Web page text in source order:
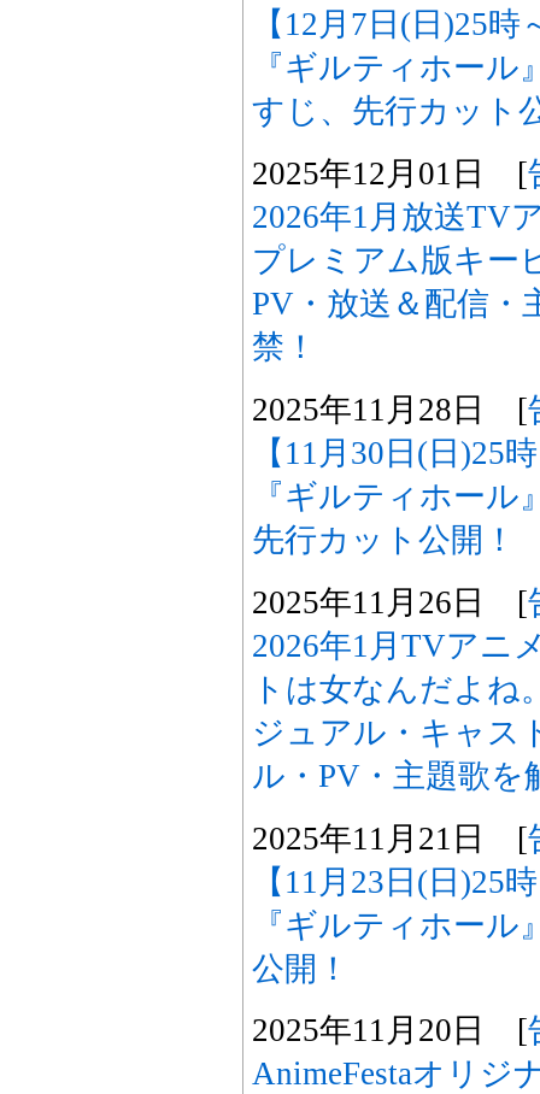
【12月7日(日)25
『ギルティホール
すじ、先行カット
2025年12月01日 [
2026年1月放送TV
プレミアム版キー
PV・放送＆配信・
禁！
2025年11月28日 [
【11月30日(日)25
『ギルティホー
先行カット公開！
2025年11月26日 [
2026年1月TVアニ
トは女なんだよね
ジュアル・キャス
ル・PV・主題歌を
2025年11月21日 [
【11月23日(日)25
『ギルティホール
公開！
2025年11月20日 [
AnimeFestaオリジ